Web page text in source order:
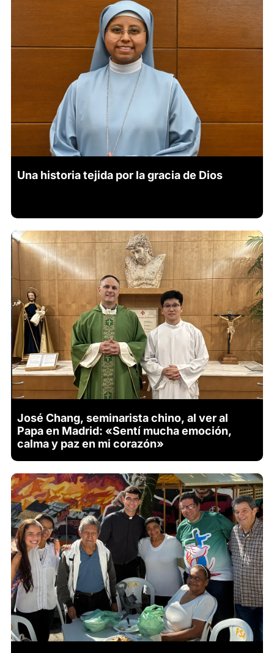
Una historia tejida por la gracia de Dios
José Chang, seminarista chino, al ver al
Papa en Madrid: «Sentí mucha emoción,
calma y paz en mi corazón»